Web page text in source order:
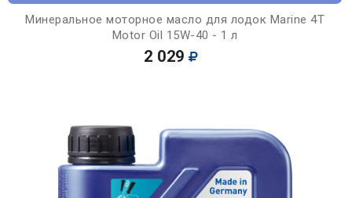
Минеральное моторное масло для лодок Marine 4T
Motor Oil 15W-40 - 1 л
2 029